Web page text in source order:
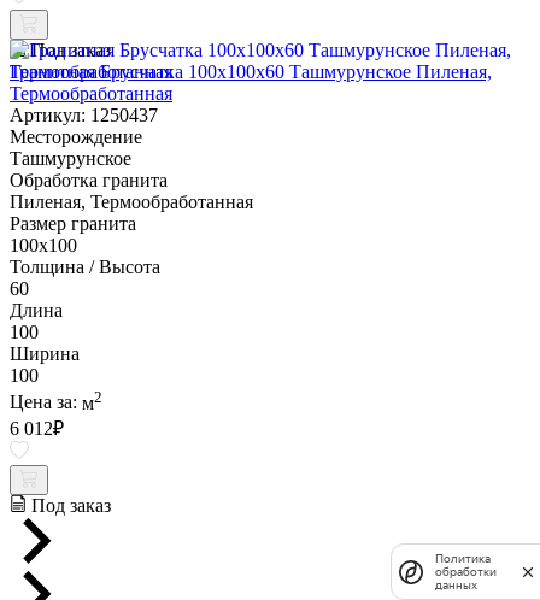
Под заказ
Гранитная Брусчатка 100х100x60 Ташмурунское Пиленая,
Термообработанная
Артикул: 1250437
Месторождение
Ташмурунское
Обработка гранита
Пиленая, Термообработанная
Размер гранита
100х100
Толщина / Высота
60
Длина
100
Ширина
100
Цена за: м2
6 012₽
Под заказ
Политика
обработки
данных